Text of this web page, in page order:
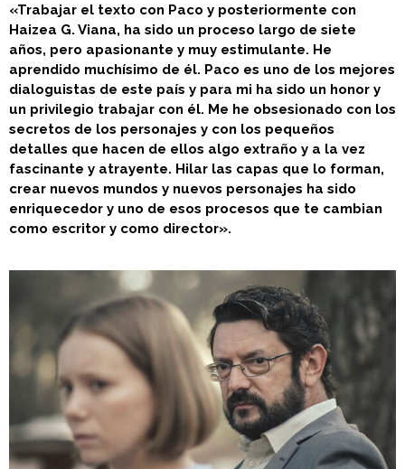
«Trabajar el texto con Paco y posteriormente con
Haizea G. Viana, ha sido un proceso largo de siete
años, pero apasionante y muy estimulante. He
aprendido muchísimo de él. Paco es uno de los mejores
dialoguistas de este país y para mi ha sido un honor y
un privilegio trabajar con él. Me he obsesionado con los
secretos de los personajes y con los pequeños
detalles que hacen de ellos algo extraño y a la vez
fascinante y atrayente. Hilar las capas que lo forman,
crear nuevos mundos y nuevos personajes ha sido
enriquecedor y uno de esos procesos que te cambian
como escritor y como director».